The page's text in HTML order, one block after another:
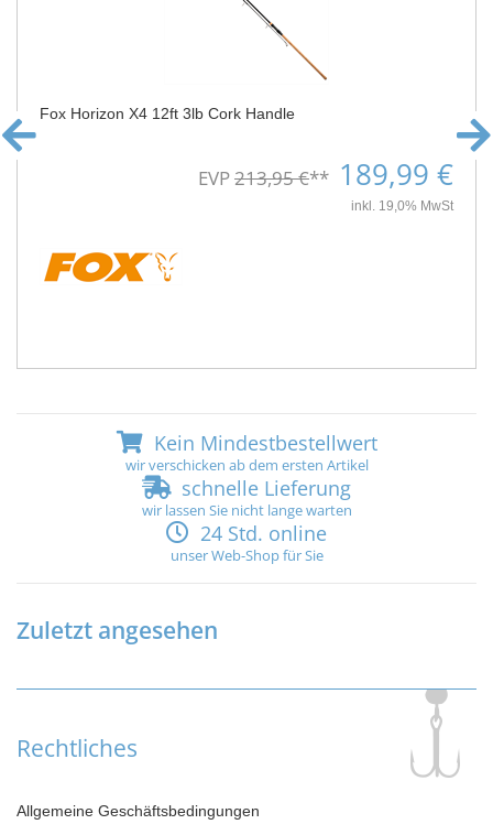
Fox Horizon X4 12ft 3lb Cork Handle
EVP213,95 €** 189,99 €
inkl. 19,0% MwSt
Kein Mindestbestellwert
wir verschicken ab dem ersten Artikel
schnelle Lieferung
wir lassen Sie nicht lange warten
24 Std. online
unser Web-Shop für Sie
Zuletzt angesehen
Rechtliches
Allgemeine Geschäftsbedingungen